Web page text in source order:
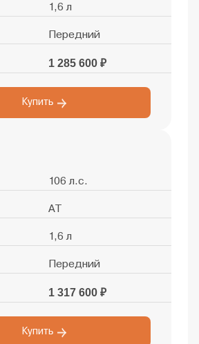
1,6 л
Передний
1 285 600 ₽
Купить
106 л.с.
AT
1,6 л
Передний
1 317 600 ₽
Купить